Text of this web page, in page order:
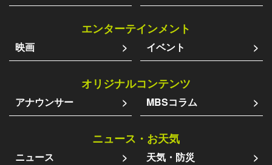
エンターテインメント
映画 イベント
オリジナルコンテンツ
アナウンサー MBSコラム
ニュース・お天気
ニュース 天気・防災